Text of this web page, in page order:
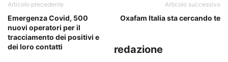
Articolo precedente
Emergenza Covid, 500
nuovi operatori per il
tracciamento dei positivi e
dei loro contatti
Articolo successivo
Oxafam Italia sta cercando te
redazione